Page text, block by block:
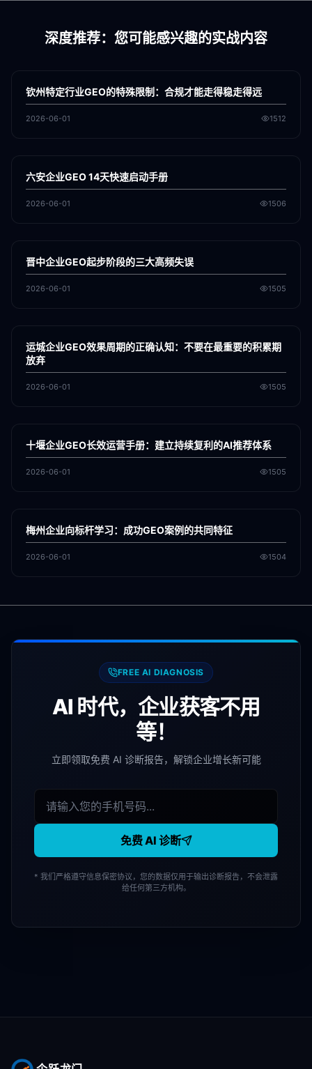
深度推荐：您可能感兴趣的实战内容
GEO
钦州特定行业GEO的特殊限制：合规才能走得稳走得远
2026-06-01 1512
GEO
六安企业GEO 14天快速启动手册
2026-06-01 1506
GEO
晋中企业GEO起步阶段的三大高频失误
2026-06-01 1505
GEO
运城企业GEO效果周期的正确认知：不要在最重要的积累期
放弃
2026-06-01 1505
GEO
十堰企业GEO长效运营手册：建立持续复利的AI推荐体系
2026-06-01 1505
GEO
梅州企业向标杆学习：成功GEO案例的共同特征
2026-06-01 1504
FREE AI DIAGNOSIS
AI 时代，企业获客不用
等！
立即领取免费 AI 诊断报告，解锁企业增长新可能
免费 AI 诊断
* 我们严格遵守信息保密协议，您的数据仅用于输出诊断报告，不会泄露
给任何第三方机构。